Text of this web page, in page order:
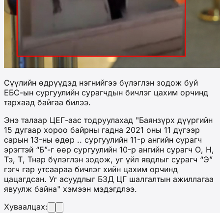
Сүүлийн өдрүүдэд нэгнийгээ бүлэглэн зодож буй
ЕБС-ын сургуулийн сурагчдын бичлэг цахим орчинд
тархаад байгаа билээ.
Энэ талаар ЦЕГ-аас тодруулахад "Баянзүрх дүүргийн
15 дугаар хороо байрны гадна 2021 оны 11 дүгээр
сарын 13-ны өдөр .. сургуулийн 11-р ангийн сурагч
эрэгтэй “Б”-г өөр сургуулийн 10-р ангийн сурагч О, Н,
Тэ, Т, Тнар бүлэглэн зодож, уг үйл явдлыг сурагч “Э”
гэгч гар утсаараа бичлэг хийн цахим орчинд
цацагдсан. Уг асуудлыг БЗД ЦГ шалгалтын ажиллагаа
явуулж байна" хэмээн мэдэгдлээ.
Хуваалцах: